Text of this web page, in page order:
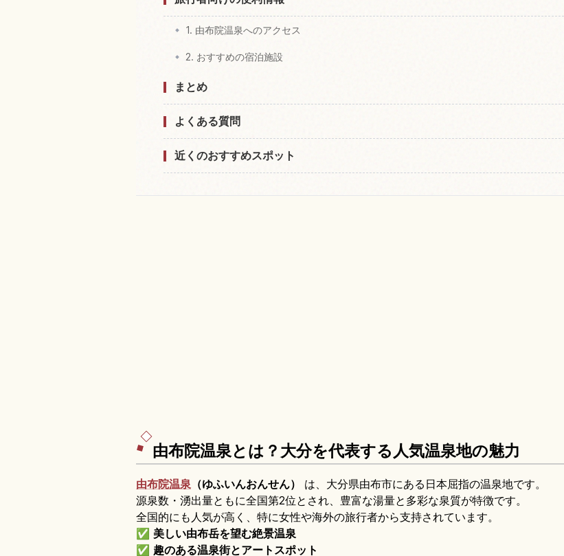
1. 由布院温泉へのアクセス
2. おすすめの宿泊施設
まとめ
よくある質問
近くのおすすめスポット
由布院温泉とは？大分を代表する人気温泉地の魅力
由布院温泉 （ゆふいんおんせん）
は、大分県由布市にある日本屈指の温泉地です。
源泉数・湧出量ともに全国第2位とされ、豊富な湯量と多彩な泉質が特徴です。
全国的にも人気が高く、特に女性や海外の旅行者から支持されています。
✅ 美しい由布岳を望む絶景温泉
✅ 趣のある温泉街とアートスポット